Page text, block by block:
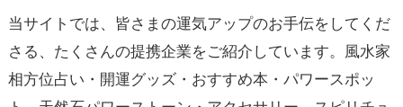
当サイトでは、皆さまの運気アップのお手伝をしてくだ
さる、たくさんの提携企業をご紹介しています。風水家
相方位占い・開運グッズ・おすすめ本・パワースポッ